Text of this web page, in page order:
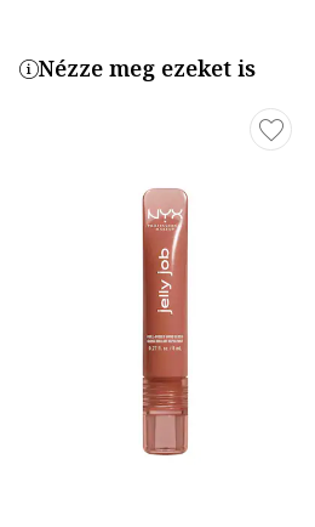
Nézze meg ezeket is